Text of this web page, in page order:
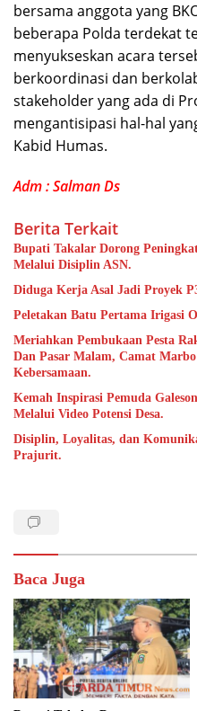
bersama anggota yang
beberapa Polda terdekat
menyukseskan acara
berkoordinasi dan
stakeholder yang ada di
mengantisipasi hal-hal
Kabid Humas.
Adm : Salman Ds
Berita Terkait
Bupati Takalar Dorong
Melalui Disiplin ASN.
Diduga Kerja Asal Jadi Proyek
Peletakan Batu Pertama Irigasi
Meriahkan Pembukaan Pesta
Dan Pasar Malam, Camat
Kebersamaan.
Kemah Inspirasi Pemuda
Melalui Video Potensi Desa.
Disiplin, Loyalitas, dan
Prajurit.
Baca Juga